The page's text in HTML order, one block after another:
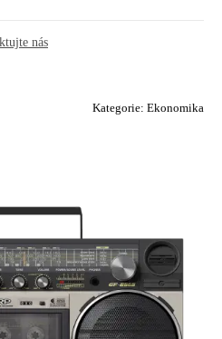
nás
Kategorie: Ekonomika